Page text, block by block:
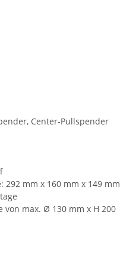
Center-Pullspender
292 mm x 160 mm x 149 mm
von max. Ø 130 mm x H 200